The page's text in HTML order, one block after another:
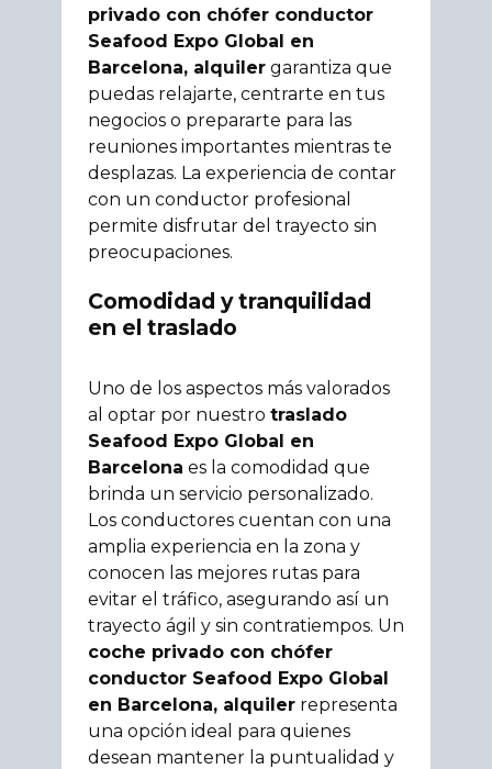
privado con chófer conductor
Seafood Expo Global en
Barcelona, alquiler garantiza que
puedas relajarte, centrarte en tus
negocios o prepararte para las
reuniones importantes mientras te
desplazas. La experiencia de contar
con un conductor profesional
permite disfrutar del trayecto sin
preocupaciones.
Comodidad y tranquilidad
en el traslado
Uno de los aspectos más valorados
al optar por nuestro traslado
Seafood Expo Global en
Barcelona es la comodidad que
brinda un servicio personalizado.
Los conductores cuentan con una
amplia experiencia en la zona y
conocen las mejores rutas para
evitar el tráfico, asegurando así un
trayecto ágil y sin contratiempos. Un
coche privado con chófer
conductor Seafood Expo Global
en Barcelona, alquiler representa
una opción ideal para quienes
desean mantener la puntualidad y